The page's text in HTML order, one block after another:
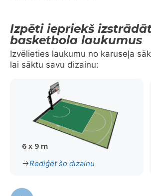
Izpēti iepriekš
basketbola laukumus
Izvēlieties laukumu no karuseļa
lai sāktu savu dizainu:
6 x 9 m
Rediģēt šo dizainu